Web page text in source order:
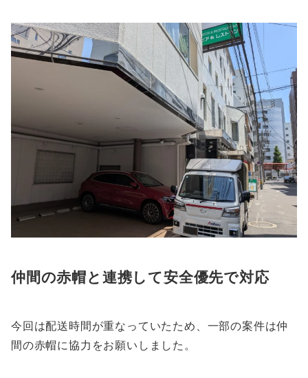
仲間の赤帽と連携して安全優先で対応
今回は配送時間が重なっていたため、一部の案件は仲
間の赤帽に協力をお願いしました。